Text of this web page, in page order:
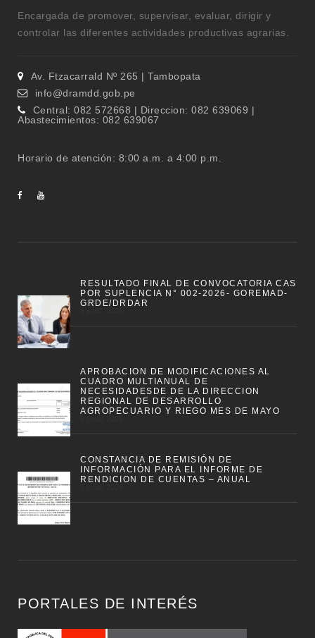
Encargada de promover, supervisar, evaluar, dirigir y
controlar las diferentes actividades productivas agrarias.
Av. Ftzacarrald Nº 265 | Tambopata
info@dramdd.gob.pe
Central: 082 572668 | Direccion: 082 639069 |
Abastecimientos: 082 639067
Horario de atención: 8:00 a.m. a 4:00 p.m.
RESULTADO FINAL DE CONVOCATORIA CAS
POR SUPLENCIA N° 002-2026- GOREMAD-
GRDE/DRDAR
APROBACION DE MODIFICACIONES AL
CUADRO MULTIANUAL DE
NECESIDADESDE DE LA DIRECCION
REGIONAL DE DESARROLLO
AGROPECUARIO Y RIEGO MES DE MAYO
CONSTANCIA DE REMISIÓN DE
INFORMACIÓN PARA EL INFORME DE
RENDICION DE CUENTAS – ANUAL
PORTALES DE INTERÉS